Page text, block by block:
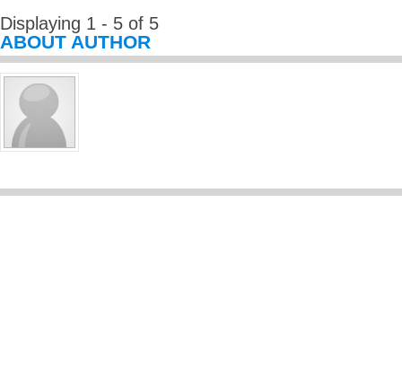
Displaying 1 - 5 of 5
ABOUT AUTHOR